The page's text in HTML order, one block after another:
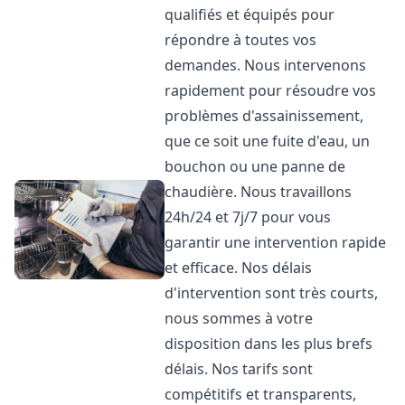
qualifiés et équipés pour
répondre à toutes vos
demandes. Nous intervenons
rapidement pour résoudre vos
problèmes d'assainissement,
que ce soit une fuite d'eau, un
bouchon ou une panne de
chaudière. Nous travaillons
24h/24 et 7j/7 pour vous
garantir une intervention rapide
et efficace. Nos délais
d'intervention sont très courts,
nous sommes à votre
disposition dans les plus brefs
délais. Nos tarifs sont
compétitifs et transparents,